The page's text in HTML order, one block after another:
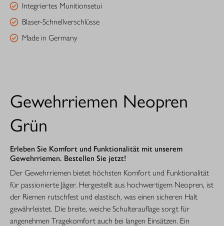
Integriertes Munitionsetui
Blaser-Schnellverschlüsse
Made in Germany
Gewehrriemen Neopren
Grün
Erleben Sie Komfort und Funktionalität mit unserem
Gewehrriemen. Bestellen Sie jetzt!
Der Gewehrriemen bietet höchsten Komfort und Funktionalität
für passionierte Jäger. Hergestellt aus hochwertigem Neopren, ist
der Riemen rutschfest und elastisch, was einen sicheren Halt
gewährleistet. Die breite, weiche Schulterauflage sorgt für
angenehmen Tragekomfort auch bei langen Einsätzen. Ein